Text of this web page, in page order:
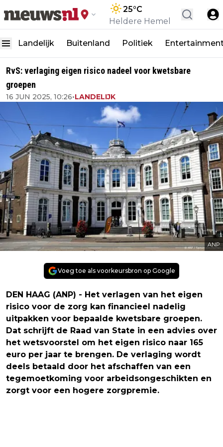
25°C
Heldere Hemel
Landelijk Buitenland Politiek
RvS: verlaging eigen risico nadeel voor kwetsbare
groepen
16 JUN 2025, 10:26•LANDELIJK
ANP
Voeg toe als voorkeursbron op Google
DEN HAAG (ANP) - Het verlagen van het eigen
risico voor de zorg kan financieel nadelig
uitpakken voor bepaalde kwetsbare groepen.
Dat schrijft de Raad van State in een advies over
het wetsvoorstel om het eigen risico naar 165
euro per jaar te brengen. De verlaging wordt
deels betaald door het afschaffen van een
tegemoetkoming voor arbeidsongeschikten en
zorgt voor een hogere zorgpremie.